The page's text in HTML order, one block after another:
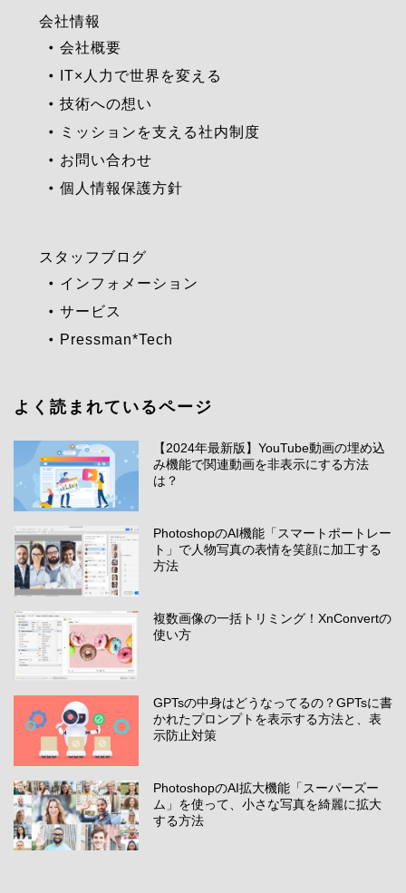
会社情報
会社概要
IT×人力で世界を変える
技術への想い
ミッションを支える社内制度
お問い合わせ
個人情報保護方針
スタッフブログ
インフォメーション
サービス
Pressman*Tech
よく読まれているページ
【2024年最新版】YouTube動画の埋め込
み機能で関連動画を非表示にする方法
は？
PhotoshopのAI機能「スマートポートレー
ト」で人物写真の表情を笑顔に加工する
方法
複数画像の一括トリミング！XnConvertの
使い方
GPTsの中身はどうなってるの？GPTsに書
かれたプロンプトを表示する方法と、表
示防止対策
PhotoshopのAI拡大機能「スーパーズー
ム」を使って、小さな写真を綺麗に拡大
する方法